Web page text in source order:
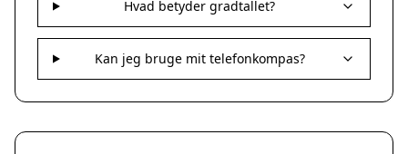
Bogense
Faaborg
Kerteminde
Middelfart
Munkebo
Hvad betyder gradtallet?
Kan jeg bruge mit telefonkompas?